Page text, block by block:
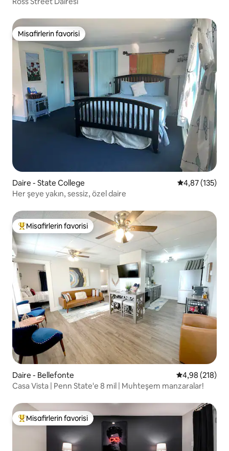
Misafirlerin favorisi
Misafirlerin favorisi
Daire - State College 5 üzerinden
4,87 (135)
Her şeye yakın, sessiz, özel daire
Misafirlerin favorilerinden en beğenilenler arasında
Misafirlerin favorisi
Daire - Bellefonte 5 üzerinden
4,98 (218)
Casa Vista | Penn State'e 8 mil | Muhteşem manzaralar!
Misafirlerin favorilerinden en beğenilenler arasında
Misafirlerin favorisi